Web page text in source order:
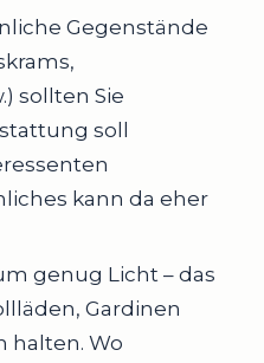
Gegenstände
sollten Sie
soll
kann da eher
genug Licht – das
Gardinen
halten. Wo